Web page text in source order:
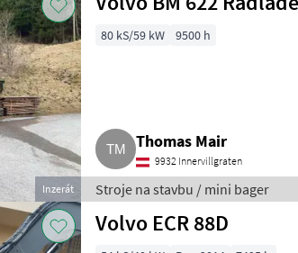
Inzerát
80 kS/59 kW 9500 h
Thomas Mair
9932 Innervillgraten
Stroje na stavbu / mini bager
Volvo ECR 88D